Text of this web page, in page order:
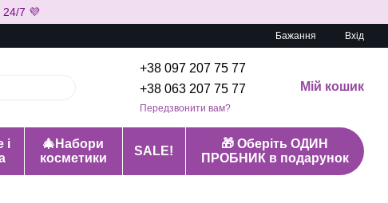
24/7 💜
Бажання Вхід
+38 097 207 75 77
+38 063 207 75 77
Передзвонити вам?
Мій кошик
і
🎄Набори
косметики
SALE!
🎁 Оберіть ОДИН
ПРОБНИК в подарунок